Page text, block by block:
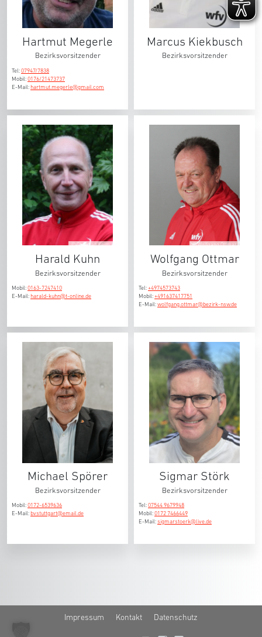
Hartmut Megerle
Bezirksvorsitzender
Tel:07947/7838
Mobil:0176/21473737
E-Mail: hartmut.megerle@gmail.com
Marcus Kiekbusch
Bezirksvorsitzender
© Christian Keim
Harald Kuhn
Bezirksvorsitzender
Mobil:0163-7247410
E-Mail: harald-kuhn@t-online.de
© Wolfgang Ottmar
Wolfgang Ottmar
Bezirksvorsitzender
Tel:+4974573743
Mobil:+491637417751
E-Mail:wolfgang.ottmar@bezirk-nsw.de
Michael Spörer
Bezirksvorsitzender
Mobil:0172-6539636
E-Mail: bvstuttgart@email.de
Sigmar Störk
Bezirksvorsitzender
Tel:07544 9679948
Mobil:0172 7466449
E-Mail:sigmarstoerk@live.de
Impressum Kontakt Datenschutz